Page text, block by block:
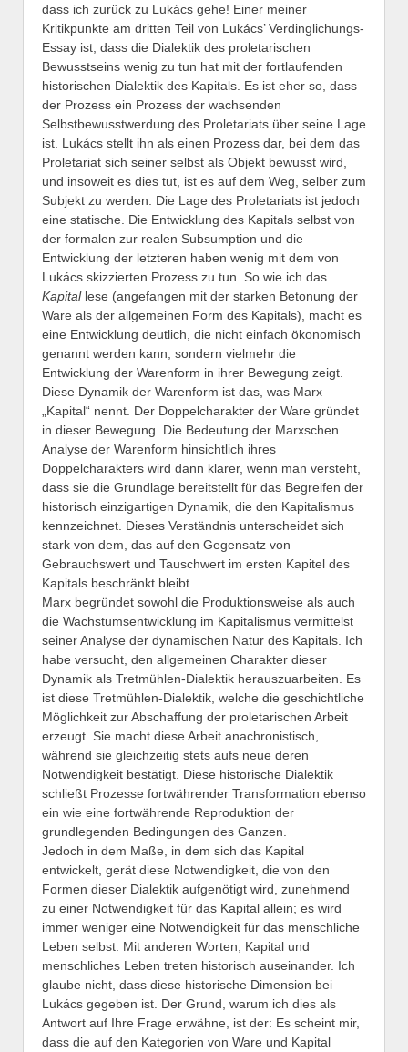
dass ich zurück zu Lukács gehe! Einer meiner
Kritikpunkte am dritten Teil von Lukács’ Verdinglichungs-
Essay ist, dass die Dialektik des proletarischen
Bewusstseins wenig zu tun hat mit der fortlaufenden
historischen Dialektik des Kapitals. Es ist eher so, dass
der Prozess ein Prozess der wachsenden
Selbstbewusstwerdung des Proletariats über seine Lage
ist. Lukács stellt ihn als einen Prozess dar, bei dem das
Proletariat sich seiner selbst als Objekt bewusst wird,
und insoweit es dies tut, ist es auf dem Weg, selber zum
Subjekt zu werden. Die Lage des Proletariats ist jedoch
eine statische. Die Entwicklung des Kapitals selbst von
der formalen zur realen Subsumption und die
Entwicklung der letzteren haben wenig mit dem von
Lukács skizzierten Prozess zu tun. So wie ich das
Kapitallese (angefangen mit der starken Betonung der
Ware als der allgemeinen Form des Kapitals), macht es
eine Entwicklung deutlich, die nicht einfach ökonomisch
genannt werden kann, sondern vielmehr die
Entwicklung der Warenform in ihrer Bewegung zeigt.
Diese Dynamik der Warenform ist das, was Marx
„Kapital“ nennt. Der Doppelcharakter der Ware gründet
in dieser Bewegung. Die Bedeutung der Marxschen
Analyse der Warenform hinsichtlich ihres
Doppelcharakters wird dann klarer, wenn man versteht,
dass sie die Grundlage bereitstellt für das Begreifen der
historisch einzigartigen Dynamik, die den Kapitalismus
kennzeichnet. Dieses Verständnis unterscheidet sich
stark von dem, das auf den Gegensatz von
Gebrauchswert und Tauschwert im ersten Kapitel des
Kapitals beschränkt bleibt.
Marx begründet sowohl die Produktionsweise als auch
die Wachstumsentwicklung im Kapitalismus vermittelst
seiner Analyse der dynamischen Natur des Kapitals. Ich
habe versucht, den allgemeinen Charakter dieser
Dynamik als Tretmühlen-Dialektik herauszuarbeiten. Es
ist diese Tretmühlen-Dialektik, welche die geschichtliche
Möglichkeit zur Abschaffung der proletarischen Arbeit
erzeugt. Sie macht diese Arbeit anachronistisch,
während sie gleichzeitig stets aufs neue deren
Notwendigkeit bestätigt. Diese historische Dialektik
schließt Prozesse fortwährender Transformation ebenso
ein wie eine fortwährende Reproduktion der
grundlegenden Bedingungen des Ganzen.
Jedoch in dem Maße, in dem sich das Kapital
entwickelt, gerät diese Notwendigkeit, die von den
Formen dieser Dialektik aufgenötigt wird, zunehmend
zu einer Notwendigkeit für das Kapital allein; es wird
immer weniger eine Notwendigkeit für das menschliche
Leben selbst. Mit anderen Worten, Kapital und
menschliches Leben treten historisch auseinander. Ich
glaube nicht, dass diese historische Dimension bei
Lukács gegeben ist. Der Grund, warum ich dies als
Antwort auf Ihre Frage erwähne, ist der: Es scheint mir,
dass die auf den Kategorien von Ware und Kapital